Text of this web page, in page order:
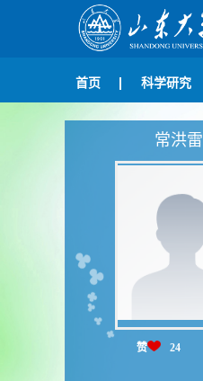
首页 科学研究
常洪雷
赞 24